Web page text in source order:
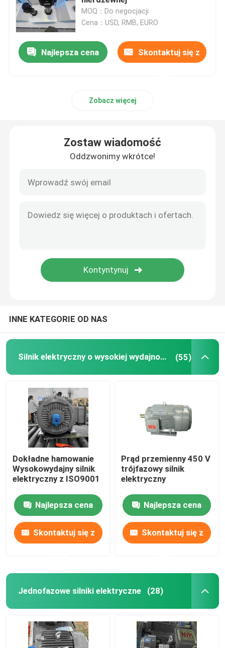
Silniki indukcyjne wysokiego napięcia
Silniki elektryczne przeciwwybuchowe
Silniki synchroniczne z magnesami trwałymi
Specjalne silniki elektryczne
przetwornica częstotliwości
MOQ：Do negocjacji
Cena：USD, RMB, EURO
Najlepsza cena Skontaktuj się z
Zobacz więcej
Zostaw wiadomość
Oddzwonimy wkrótce!
INNE KATEGORIE OD NAS
Silnik elektryczny o wysokiej wydajności (55)
Dokładne hamowanie
Wysokowydajny silnik
elektryczny z ISO9001
Najlepsza cena
Skontaktuj się z
Prąd przemienny 450 V
trójfazowy silnik
elektryczny
Najlepsza cena
Skontaktuj się z
Jednofazowe silniki elektryczne (28)